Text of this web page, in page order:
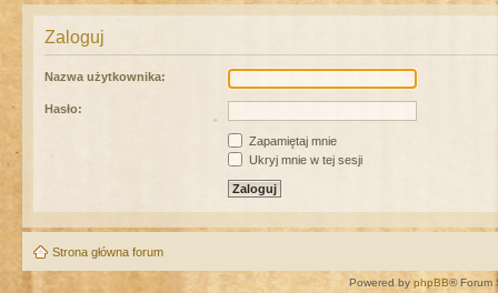
Zaloguj
Nazwa użytkownika:
Hasło:
Zapamiętaj mnie
Ukryj mnie w tej sesji
Strona główna forum
Powered by phpBB® Forum